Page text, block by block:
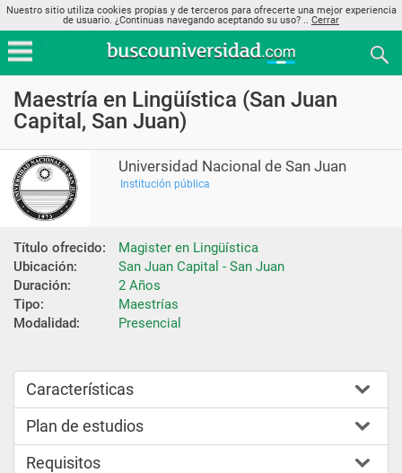
Nuestro sitio utiliza cookies propias y de terceros para ofrecerte una mejor experiencia
de usuario. ¿Continuas navegando aceptando su uso? .. Cerrar
Maestría en Lingüística (San Juan
Capital, San Juan)
Universidad Nacional de San Juan
Institución pública
Título ofrecido:
Magister en Lingüística
Ubicación:
San Juan Capital - San Juan
Duración:
2 Años
Tipo:
Maestrías
Modalidad:
Presencial
Características
Plan de estudios
Requisitos